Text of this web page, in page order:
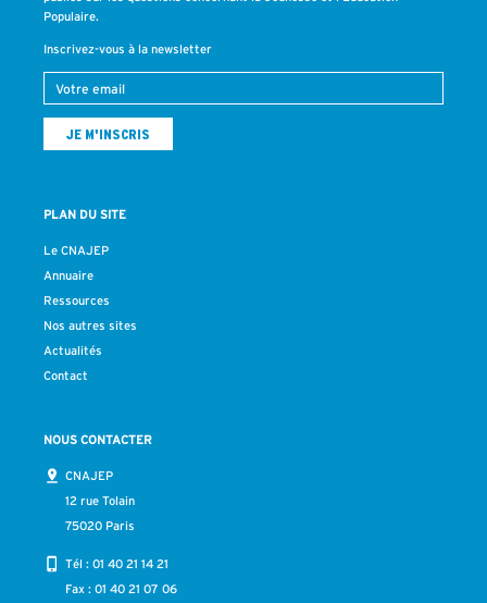
Populaire.
Inscrivez-vous à la newsletter
PLAN DU SITE
Le CNAJEP
Annuaire
Ressources
Nos autres sites
Actualités
Contact
NOUS CONTACTER
CNAJEP
12 rue Tolain
75020 Paris
Tél : 01 40 21 14 21
Fax : 01 40 21 07 06